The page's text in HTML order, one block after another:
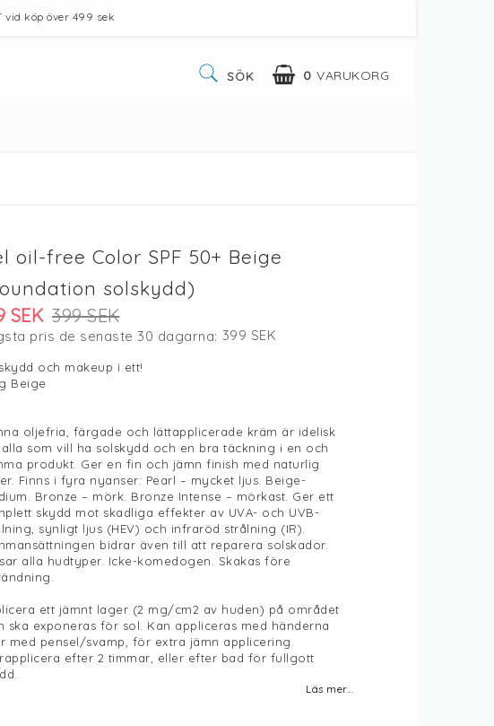
vid köp över 499 sek
0 VARUKORG
SÖK
oil-free Color SPF 50+ Beige
solskydd)
399 SEK
SEK
pris de senaste 30 dagarna 399 SEK
och makeup i ett!
Beige
oljefria, färgade och lättapplicerade kräm är idelisk
som vill ha solskydd och en bra täckning i en och
produkt. Ger en fin och jämn finish med naturlig
Finns i fyra nyanser: Pearl – mycket ljus. Beige-
Bronze – mörk. Bronze Intense – mörkast. Ger ett
skydd mot skadliga effekter av UVA- och UVB-
synligt ljus (HEV) och infraröd strålning (IR).
bidrar även till att reparera solskador.
alla hudtyper. Icke-komedogen. Skakas före
ett jämnt lager (2 mg/cm2 av huden) på området
ska exponeras för sol. Kan appliceras med händerna
med pensel/svamp, för extra jämn applicering.
efter 2 timmar, eller efter bad för fullgott
Läs mer...